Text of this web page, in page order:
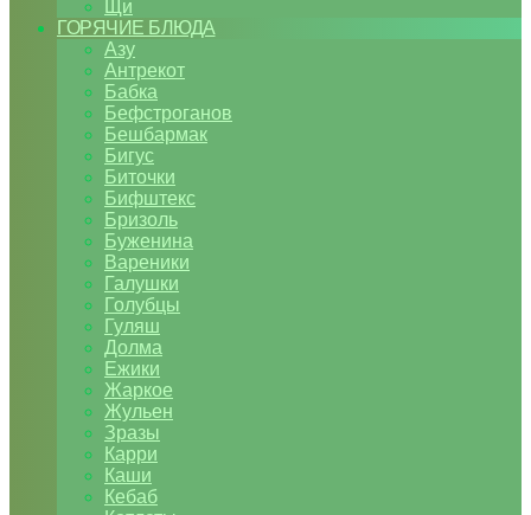
Щи
ГОРЯЧИЕ БЛЮДА
Азу
Антрекот
Бабка
Бефстроганов
Бешбармак
Бигус
Биточки
Бифштекс
Бризоль
Буженина
Вареники
Галушки
Голубцы
Гуляш
Долма
Ежики
Жаркое
Жульен
Зразы
Карри
Каши
Кебаб